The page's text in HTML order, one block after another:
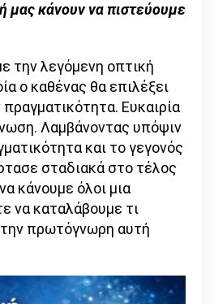
εμείς
μας κάνουν να πιστεύουμε
την λεγόμενη οπτική
ο καθένας θα επιλέξει
Ευκαιρία
Λαμβάνοντας υπόψιν
και το γεγονός
σταδιακά στο τέλος
κάνουμε όλοι μια
να καταλάβουμε τι
πρωτόγνωρη αυτή